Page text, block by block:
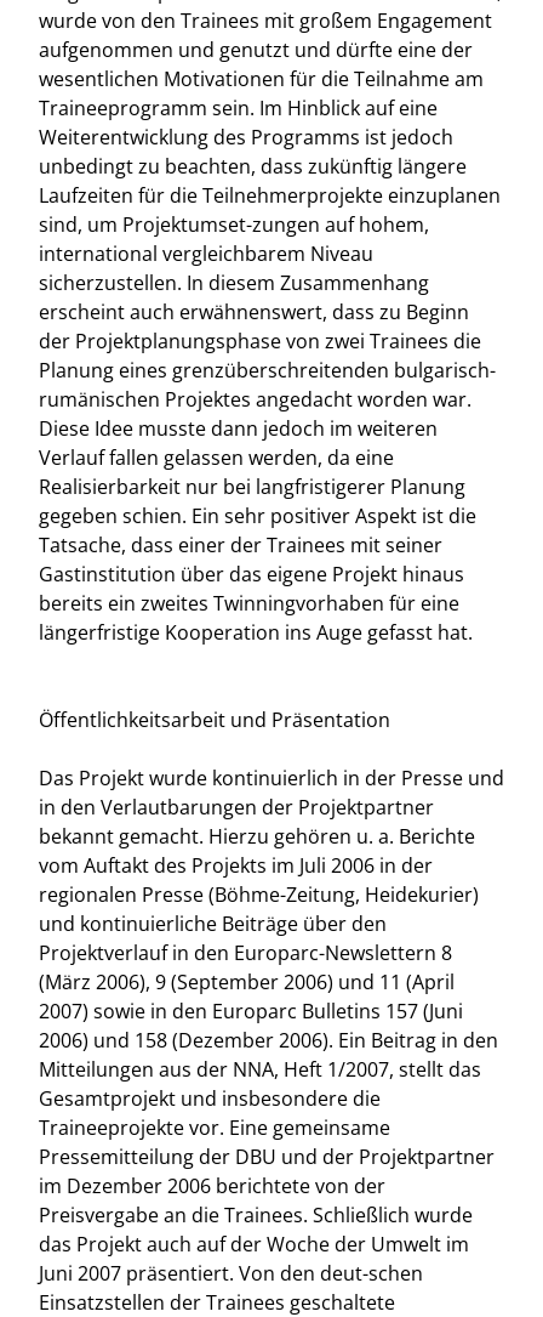
wurde von den Trainees mit großem Engagement
aufgenommen und genutzt und dürfte eine der
wesentlichen Motivationen für die Teilnahme am
Traineeprogramm sein. Im Hinblick auf eine
Weiterentwicklung des Programms ist jedoch
unbedingt zu beachten, dass zukünftig längere
Laufzeiten für die Teilnehmerprojekte einzuplanen
sind, um Projektumset-zungen auf hohem,
international vergleichbarem Niveau
sicherzustellen. In diesem Zusammenhang
erscheint auch erwähnenswert, dass zu Beginn
der Projektplanungsphase von zwei Trainees die
Planung eines grenzüberschreitenden bulgarisch-
rumänischen Projektes angedacht worden war.
Diese Idee musste dann jedoch im weiteren
Verlauf fallen gelassen werden, da eine
Realisierbarkeit nur bei langfristigerer Planung
gegeben schien. Ein sehr positiver Aspekt ist die
Tatsache, dass einer der Trainees mit seiner
Gastinstitution über das eigene Projekt hinaus
bereits ein zweites Twinningvorhaben für eine
längerfristige Kooperation ins Auge gefasst hat.
Öffentlichkeitsarbeit und Präsentation
Das Projekt wurde kontinuierlich in der Presse und
in den Verlautbarungen der Projektpartner
bekannt gemacht. Hierzu gehören u. a. Berichte
vom Auftakt des Projekts im Juli 2006 in der
regionalen Presse (Böhme-Zeitung, Heidekurier)
und kontinuierliche Beiträge über den
Projektverlauf in den Europarc-Newslettern 8
(März 2006), 9 (September 2006) und 11 (April
2007) sowie in den Europarc Bulletins 157 (Juni
2006) und 158 (Dezember 2006). Ein Beitrag in den
Mitteilungen aus der NNA, Heft 1/2007, stellt das
Gesamtprojekt und insbesondere die
Traineeprojekte vor. Eine gemeinsame
Pressemitteilung der DBU und der Projektpartner
im Dezember 2006 berichtete von der
Preisvergabe an die Trainees. Schließlich wurde
das Projekt auch auf der Woche der Umwelt im
Juni 2007 präsentiert. Von den deut-schen
Einsatzstellen der Trainees geschaltete